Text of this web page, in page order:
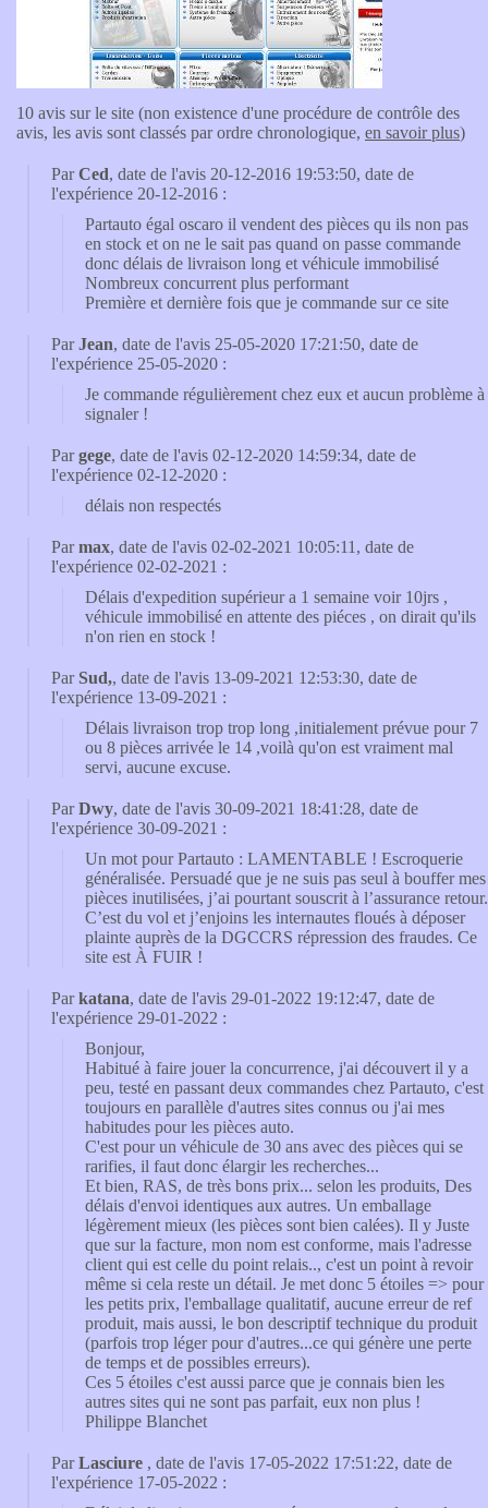
10 avis sur le site (non existence d'une procédure de contrôle des
avis, les avis sont classés par ordre chronologique, en savoir plus)
ParCed, date de l'avis 20-12-2016 19:53:50, date de
l'expérience 20-12-2016 :
Partauto égal oscaro il vendent des pièces qu ils non pas
en stock et on ne le sait pas quand on passe commande
donc délais de livraison long et véhicule immobilisé
Nombreux concurrent plus performant
Première et dernière fois que je commande sur ce site
ParJean, date de l'avis 25-05-2020 17:21:50, date de
l'expérience 25-05-2020 :
Je commande régulièrement chez eux et aucun problème à
signaler !
Pargege, date de l'avis 02-12-2020 14:59:34, date de
l'expérience 02-12-2020 :
délais non respectés
Parmax, date de l'avis 02-02-2021 10:05:11, date de
l'expérience 02-02-2021 :
Délais d'expedition supérieur a 1 semaine voir 10jrs ,
véhicule immobilisé en attente des piéces , on dirait qu'ils
n'on rien en stock !
ParSud,, date de l'avis 13-09-2021 12:53:30, date de
l'expérience 13-09-2021 :
Délais livraison trop trop long ,initialement prévue pour 7
ou 8 pièces arrivée le 14 ,voilà qu'on est vraiment mal
servi, aucune excuse.
ParDwy, date de l'avis 30-09-2021 18:41:28, date de
l'expérience 30-09-2021 :
Un mot pour Partauto : LAMENTABLE ! Escroquerie
généralisée. Persuadé que je ne suis pas seul à bouffer mes
pièces inutilisées, j’ai pourtant souscrit à l’assurance retour.
C’est du vol et j’enjoins les internautes floués à déposer
plainte auprès de la DGCCRS répression des fraudes. Ce
site est À FUIR !
Parkatana, date de l'avis 29-01-2022 19:12:47, date de
l'expérience 29-01-2022 :
Bonjour,
Habitué à faire jouer la concurrence, j'ai découvert il y a
peu, testé en passant deux commandes chez Partauto, c'est
toujours en parallèle d'autres sites connus ou j'ai mes
habitudes pour les pièces auto.
C'est pour un véhicule de 30 ans avec des pièces qui se
rarifies, il faut donc élargir les recherches...
Et bien, RAS, de très bons prix... selon les produits, Des
délais d'envoi identiques aux autres. Un emballage
légèrement mieux (les pièces sont bien calées). Il y Juste
que sur la facture, mon nom est conforme, mais l'adresse
client qui est celle du point relais.., c'est un point à revoir
même si cela reste un détail. Je met donc 5 étoiles => pour
les petits prix, l'emballage qualitatif, aucune erreur de ref
produit, mais aussi, le bon descriptif technique du produit
(parfois trop léger pour d'autres...ce qui génère une perte
de temps et de possibles erreurs).
Ces 5 étoiles c'est aussi parce que je connais bien les
autres sites qui ne sont pas parfait, eux non plus !
Philippe Blanchet
ParLasciure , date de l'avis 17-05-2022 17:51:22, date de
l'expérience 17-05-2022 :